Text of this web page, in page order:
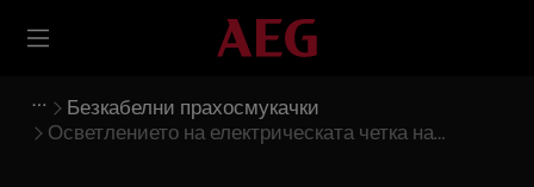
Безкабелни прахосмукачки
Осветлението на електрическата четка на